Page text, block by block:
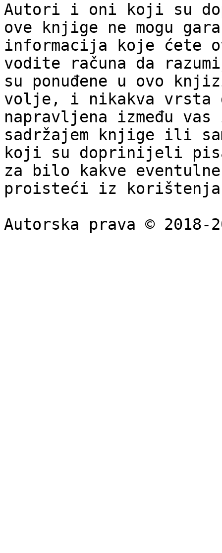
Autori i oni koji su
ove knjige ne mogu
informacija koje ćete
vodite računa da
su ponuđene u ovo
volje, i nikakva vrsta
napravljena između
sadržajem knjige ili
koji su doprinijeli
za bilo kakve
proisteći iz korištenja